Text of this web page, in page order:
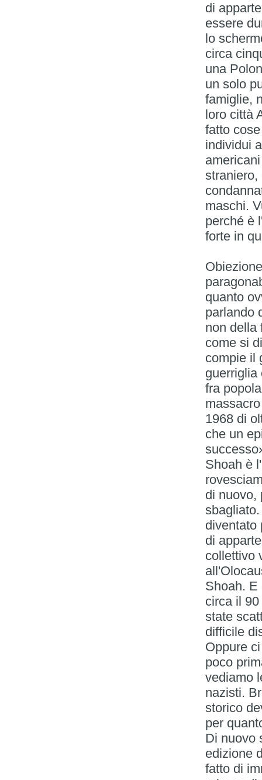
di
essere
lo
circa
una
un solo
famiglie,
loro città
fatto
individui
straniero,
maschi.
perché è
forte in
quanto
parlando
non della
come si
compie il
guerriglia
fra
1968 di
che un
Shoah è
di nuovo,
diventato
di
collettivo
Shoah. E
circa il
state
difficile
Oppure
poco
vediamo
nazisti.
storico
per
Di nuovo
edizione
fatto di